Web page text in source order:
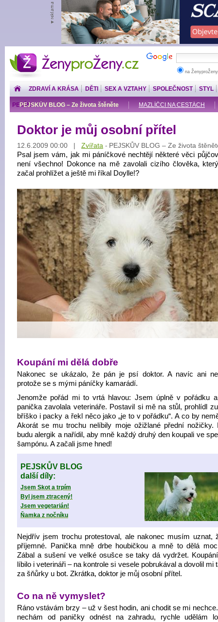
ŽenyproŽeny.cz
na
ZDRAVÍ A KRÁSA DĚTI SEX A VZTAHY SPOLEČNOST STYL
PEJSKŮV BLOG – Ze života štěněte MAZLÍČCI NA CESTÁCH
PENÍZE
Doktor je můj osobní přítel
12.6.2009 00:00 | Zvířata - PEJSKŮV BLOG – Ze života
Psal jsem vám, jak mi páníčkové nechtějí některé věci
není všechno! Dokonce na mě zavolali cizího člověka,
začal prohlížet a ještě mi říkal Doylle!?
Koupání mi dělá dobře
Nakonec se ukázalo, že pán je psí doktor. A navíc ani
protože se s mými páníčky kamarádí.
Jenomže pořád mi to vrtá hlavou: Jsem úplně v pořádku
panička zavolala veterináře. Postavil si mě na stůl, prohlídl
bříško i packy a řekl něco jako „je to v pořádku“. A co by
Akorát se mu trochu nelíbily moje ožižlané přední nožičky.
budu alergik a nařídil, aby mně každý druhý den koupali ve
šampónu. A začali jsme hned!
PEJSKŮV BLOG
další díly:
Jsem Skot a trpím
Byl jsem ztracený!
Jsem vegetarián!
Ňamka z nočníku
Nejdřív jsem trochu protestoval, ale nakonec musím uznat,
příjemné. Panička mně drbe houbičkou a mně to dělá
Zábal a sušení ve velké osušce se taky dá vydržet.
líbilo i veterináři – na kontrole si vesele pobrukával a dovolil mi
za šňůrky u bot. Zkrátka, doktor je můj osobní přítel.
Co na ně vymyslet?
Ráno vstávám brzy – už v šest hodin, ani chodit se mi
nechám od paničky odnést na zahradu, rychle udělám